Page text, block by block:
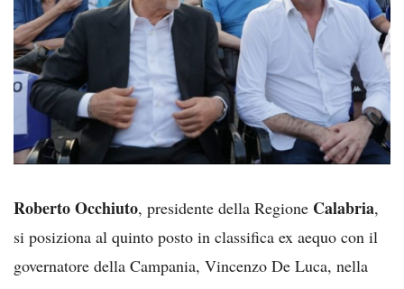
Roberto Occhiuto, presidente della Regione Calabria,
si posiziona al quinto posto in classifica ex aequo con il
governatore della Campania, Vincenzo De Luca, nella